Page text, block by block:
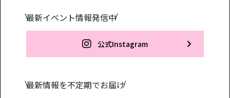
最新イベント情報発信中
公式Instagram
最新情報を不定期でお届け